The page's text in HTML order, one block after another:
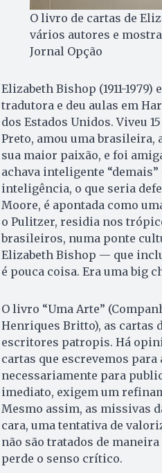
O livro de cartas de
vários autores e
Jornal Opção
Elizabeth Bishop (1911-
tradutora e deu aulas em
dos Estados Unidos. Viveu
Preto, amou uma brasileira,
sua maior paixão, e foi
achava inteligente
inteligência, o que seria
Moore, é apontada como
o Pulitzer, residia nos
brasileiros, numa ponte
Elizabeth Bishop — que
é pouca coisa. Era uma big
O livro “Uma Arte”
Henriques Britto), as cartas
escritores patropis. Há
cartas que escrevemos para
necessariamente para
imediato, exigem um
Mesmo assim, as missivas
cara, uma tentativa de
não são tratados de
perde o senso crítico.